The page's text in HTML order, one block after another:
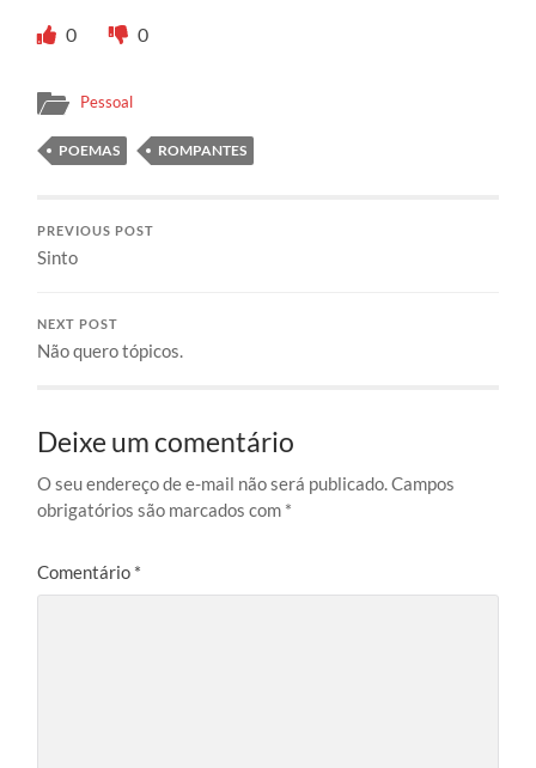
0 0
Pessoal
POEMAS ROMPANTES
PREVIOUS POST
Sinto
NEXT POST
Não quero tópicos.
Deixe um comentário
O seu endereço de e-mail não será publicado. Campos
obrigatórios são marcados com *
Comentário *